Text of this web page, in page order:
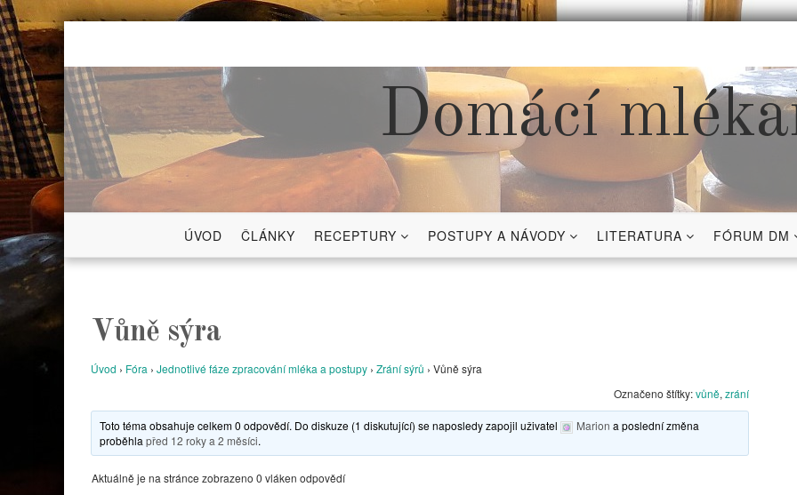
Skip
content
Domácí
ÚVOD ČLÁNKY RECEPTURY POSTUPY A NÁVODY LITERATURA FÓRUM DM
Vůně sýra
Úvod › Fóra › Jednotlivé fáze zpracování mléka a postupy › Zrání sýrů › Vůně sýra
Označeno štítky:vůně, zrání
Toto téma obsahuje celkem 0 odpovědí. Do diskuze (1 diskutující) se naposledy zapojil uživatel Marion a poslední změna
proběhlapřed 12 roky a 2 měsíci.
Aktuálně je na stránce zobrazeno 0 vláken odpovědí